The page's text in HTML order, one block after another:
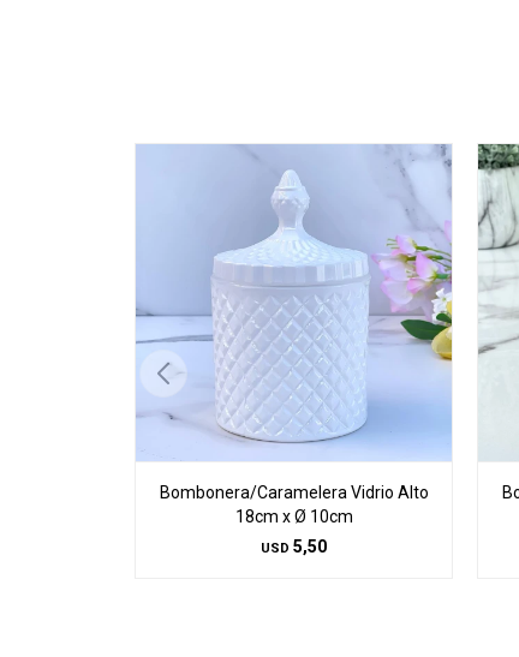
Bombonera/Caramelera Vidrio Alto
18cm x Ø 10cm
USD 5,50